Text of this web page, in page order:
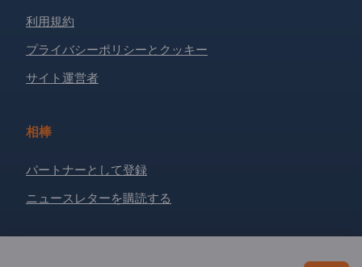
利用規約
プライバシーポリシーとクッキー
サイト運営者
相棒
パートナーとして登録
ニュースレターを購読する